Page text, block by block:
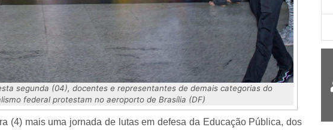
segunda (04), docentes e representantes de demais categorias do
federal protestam no aeroporto de Brasília (DF)
(4) mais uma jornada de lutas em defesa da Educação Pública, dos